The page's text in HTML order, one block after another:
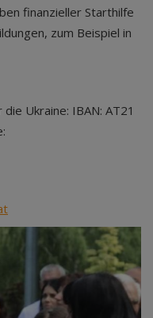
finanzieller Starthilfe
zum Beispiel in
Ukraine: IBAN: AT21